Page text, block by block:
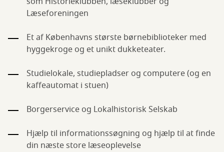
Læseforeningen
Et af Københavns største børnebiblioteker med
hyggekroge og et unikt dukketeater.
Studielokale, studiepladser og computere (og en
kaffeautomat i stuen)
Borgerservice og Lokalhistorisk Selskab
Hjælp til informationssøgning og hjælp til at finde
din næste store læseoplevelse